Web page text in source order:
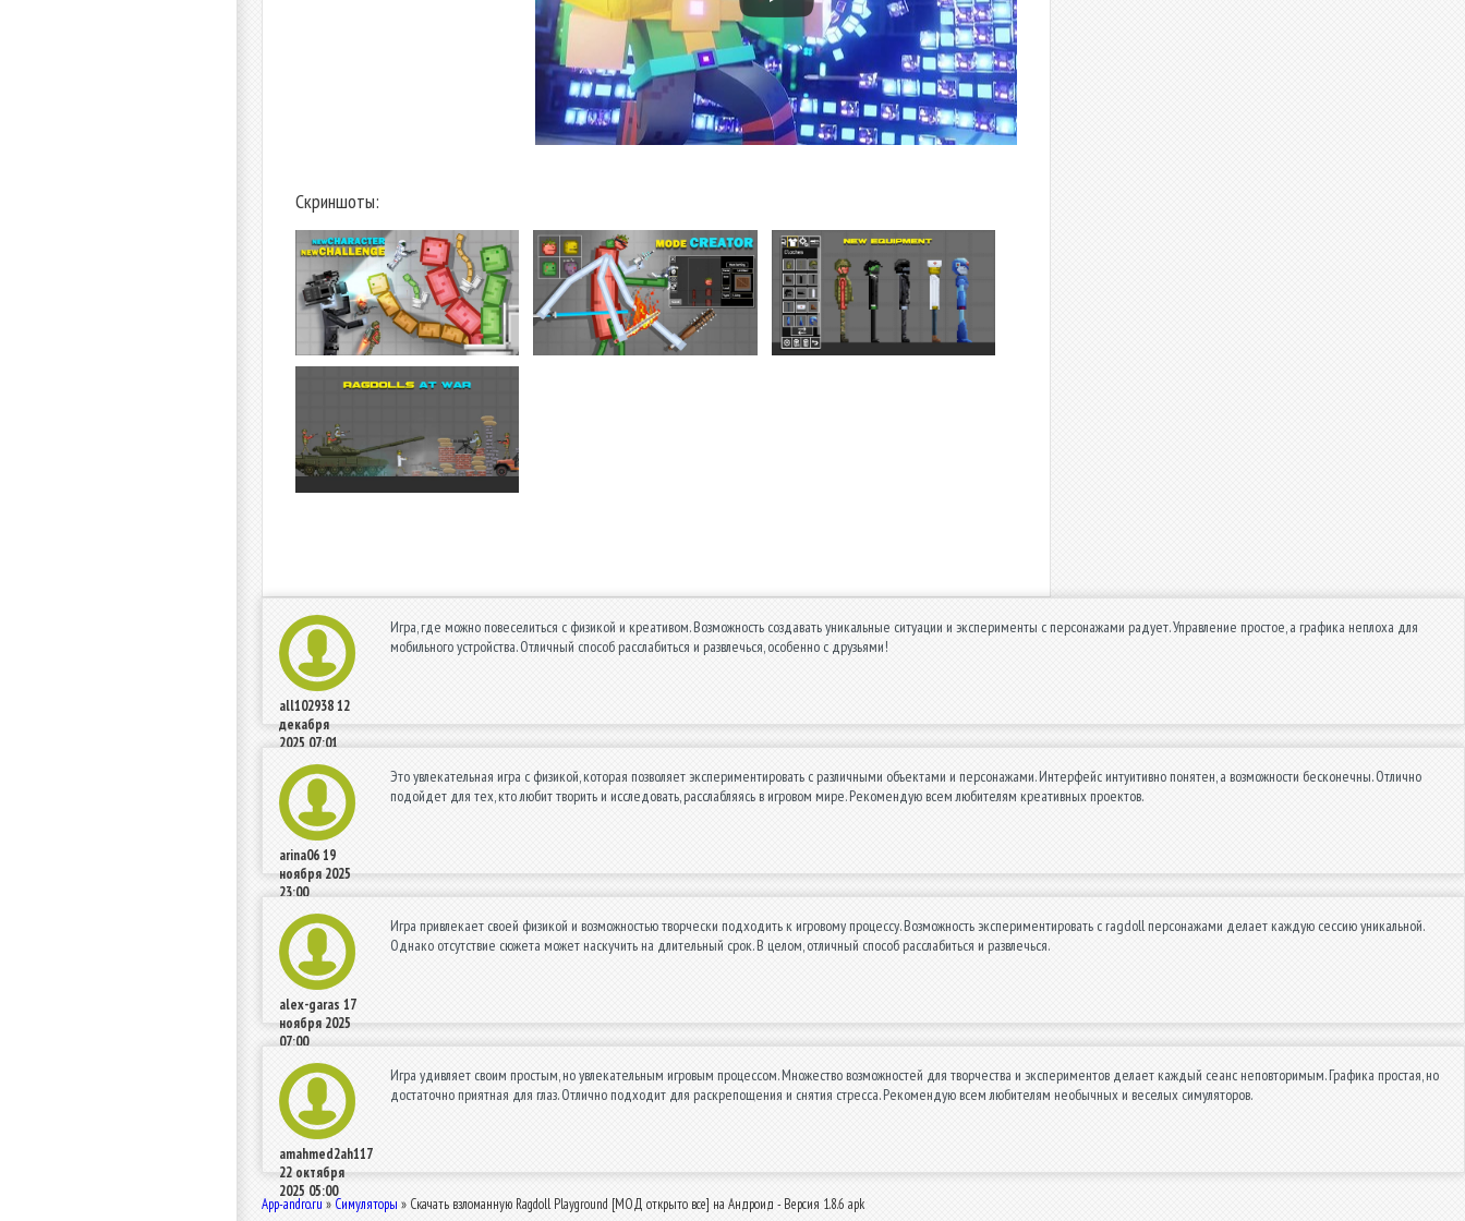
Скриншоты:
all10293812
декабря
2025 07:01
Игра, где можно повеселиться с физикой и креативом. Возможность создавать уникальные ситуации и эксперименты с персонажами радует. Управление простое, а графика неплоха для
мобильного устройства. Отличный способ расслабиться и развлечься, особенно с друзьями!
arina0619
ноября 2025
23:00
Это увлекательная игра с физикой, которая позволяет экспериментировать с различными объектами и персонажами. Интерфейс интуитивно понятен, а возможности бесконечны. Отлично
подойдет для тех, кто любит творить и исследовать, расслабляясь в игровом мире. Рекомендую всем любителям креативных проектов.
alex-garas 17
ноября 2025
07:00
Игра привлекает своей физикой и возможностью творчески подходить к игровому процессу. Возможность экспериментировать с ragdoll персонажами делает каждую сессию уникальной.
Однако отсутствие сюжета может наскучить на длительный срок. В целом, отличный способ расслабиться и развлечься.
amahmed2ah117
22 октября
2025 05:00
Игра удивляет своим простым, но увлекательным игровым процессом. Множество возможностей для творчества и экспериментов делает каждый сеанс неповторимым. Графика простая, но
достаточно приятная для глаз. Отлично подходит для раскрепощения и снятия стресса. Рекомендую всем любителям необычных и веселых симуляторов.
App-andro.ru » Симуляторы » Скачать взломанную Ragdoll Playground [МОД открыто все] на Андроид - Версия 1.8.6 apk